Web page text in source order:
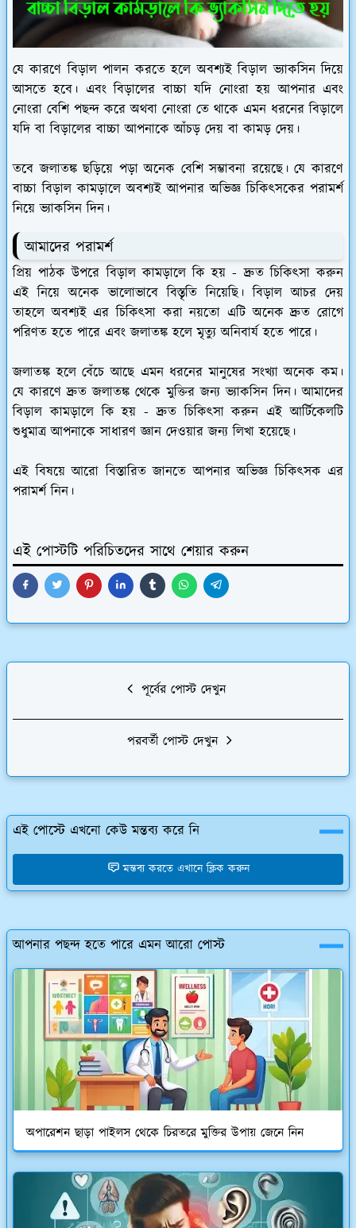
যে কারণে বিড়াল পালন করতে হলে অবশ্যই বিড়াল ভ্যাকসিন দিয়ে
আসতে হবে। এবং বিড়ালের বাচ্চা যদি নোংরা হয় আপনার এবং
নোংরা বেশি পছন্দ করে অথবা নোংরা তে থাকে এমন ধরনের বিড়ালে
যদি বা বিড়ালের বাচ্চা আপনাকে আঁচড় দেয় বা কামড় দেয়।
তবে জলাতঙ্ক ছড়িয়ে পড়া অনেক বেশি সম্ভাবনা রয়েছে। যে কারণে
বাচ্চা বিড়াল কামড়ালে অবশ্যই আপনার অভিজ্ঞ চিকিৎসকের পরামর্শ
নিয়ে ভ্যাকসিন দিন।
আমাদের পরামর্শ
প্রিয় পাঠক উপরে বিড়াল কামড়ালে কি হয় - দ্রুত চিকিৎসা করুন
এই নিয়ে অনেক ভালোভাবে বিস্তৃতি নিয়েছি। বিড়াল আচর দেয়
তাহলে অবশ্যই এর চিকিৎসা করা নয়তো এটি অনেক দ্রুত রোগে
পরিণত হতে পারে এবং জলাতঙ্ক হলে মৃত্যু অনিবার্য হতে পারে।
জলাতঙ্ক হলে বেঁচে আছে এমন ধরনের মানুষের সংখ্যা অনেক কম।
যে কারণে দ্রুত জলাতঙ্ক থেকে মুক্তির জন্য ভ্যাকসিন দিন। আমাদের
বিড়াল কামড়ালে কি হয় - দ্রুত চিকিৎসা করুন এই আর্টিকেলটি
শুধুমাত্র আপনাকে সাধারণ জ্ঞান দেওয়ার জন্য লিখা হয়েছে।
এই বিষয়ে আরো বিস্তারিত জানতে আপনার অভিজ্ঞ চিকিৎসক এর
পরামর্শ নিন।
এই পোস্টটি পরিচিতদের সাথে শেয়ার করুন
পূর্বের পোস্ট দেখুন
পরবর্তী পোস্ট দেখুন
এই পোস্টে এখনো কেউ মন্তব্য করে নি
মন্তব্য করতে এখানে ক্লিক করুন
আপনার পছন্দ হতে পারে এমন আরো পোস্ট
অপারেশন ছাড়া পাইলস থেকে চিরতরে মুক্তির উপায় জেনে নিন